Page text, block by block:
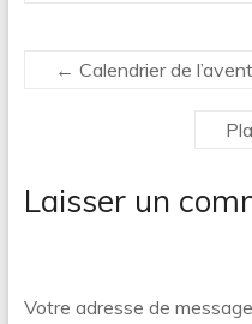
← Calendrier de l’avent
Laisser un
Votre adresse de